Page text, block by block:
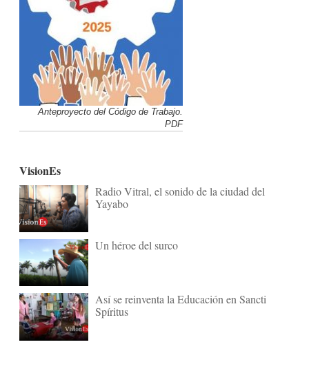
Anteproyecto del Código de Trabajo.
PDF
VisionEs
Radio Vitral, el sonido de la ciudad del
Yayabo
Un héroe del surco
Así se reinventa la Educación en Sancti
Spíritus